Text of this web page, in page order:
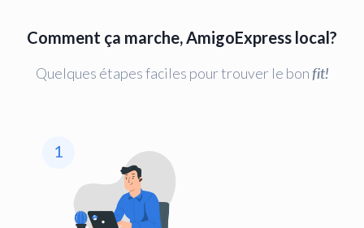
Comment ça marche, AmigoExpress local?
Quelques étapes faciles pour trouver le bonfit!
1